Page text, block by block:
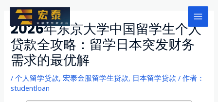
Main
2026年东京大学中国留学生个人
贷款全攻略：留学日本突发财务
需求的最优解
/个人留学贷款, 宏泰金服留学生贷款, 日本留学贷款 / 作者：
studentloan